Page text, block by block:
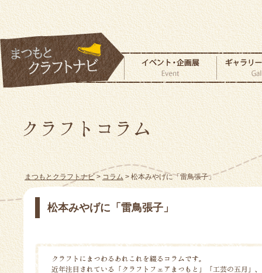
まつもとクラフトナビ>コラム > 松本みやげに「雷鳥張子」
松本みやげに「雷鳥張子」